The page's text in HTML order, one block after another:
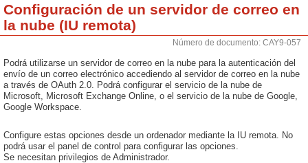
Configuración de un servidor de correo en
la nube (IU remota)
Número de documento: CAY9-057
Podrá utilizarse un servidor de correo en la nube para la autenticación del
envío de un correo electrónico accediendo al servidor de correo en la nube
a través de OAuth 2.0. Podrá configurar el servicio de la nube de
Microsoft, Microsoft Exchange Online, o el servicio de la nube de Google,
Google Workspace.
Configure estas opciones desde un ordenador mediante la IU remota. No
podrá usar el panel de control para configurar las opciones.
Se necesitan privilegios de Administrador.